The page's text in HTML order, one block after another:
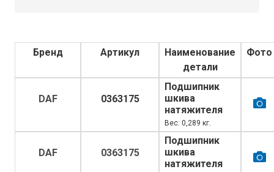
Бренд Артикул
Наименование
детали
Фото
DAF 0363175
Подшипник
шкива
натяжителя
Вес: 0,289 кг.
DAF 0363175
Подшипник
шкива
натяжителя